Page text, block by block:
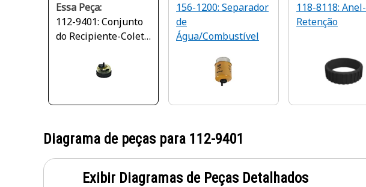
Essa Peça:
112-9401: Conjunto
do Recipiente-Coleta
156-1200: Separador
de
Água/Combustível
118-8118: Anel-
Retenção
Diagrama de peças para 112-9401
Exibir Diagramas de Peças Detalhados